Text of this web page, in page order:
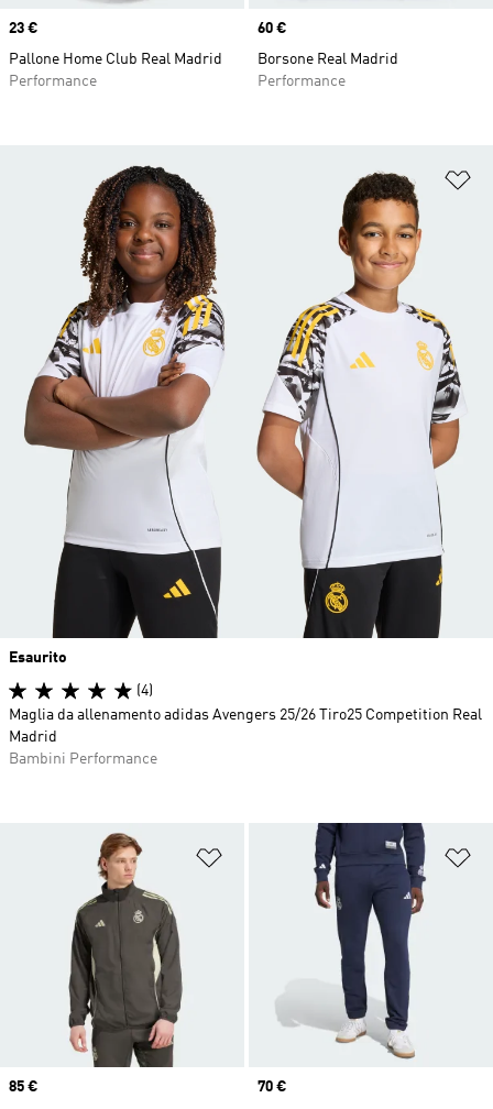
Price
23 €
Pallone Home Club Real Madrid
Performance
Price
60 €
Borsone Real Madrid
Performance
Aggiungi alla lista dei desideri
Price
85 €
Price
70 €
Esaurito
(4)
Maglia da allenamento adidas Avengers 25/26 Tiro25 Competition Real
Madrid
Bambini Performance